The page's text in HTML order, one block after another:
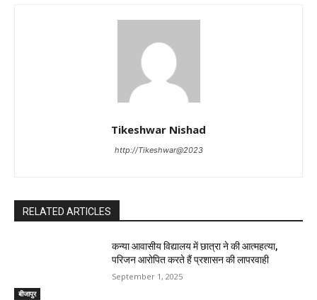
Tikeshwar Nishad
http://Tikeshwar@2023
RELATED ARTICLES
बीजापुर
कन्या आवासीय विद्यालय में छात्रा ने की आत्महत्या,
परिजन आरोपित करते हैं प्रशासन की लापरवाही
September 1, 2025